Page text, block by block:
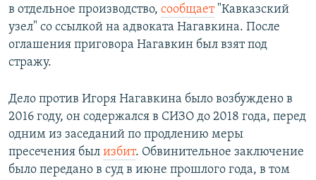
в отдельное производство, сообщает"Кавказский
узел" со ссылкой на адвоката Нагавкина. После
оглашения приговора Нагавкин был взят под
стражу.
Дело против Игоря Нагавкина было возбуждено в
2016 году, он содержался в СИЗО до 2018 года, перед
одним из заседаний по продлению меры
пресечения был избит. Обвинительное заключение
было передано в суд в июне прошлого года, в том